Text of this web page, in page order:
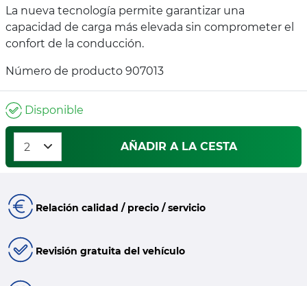
La nueva tecnología permite garantizar una
capacidad de carga más elevada sin comprometer el
confort de la conducción.
Número de producto 907013
Disponible
AÑADIR A LA CESTA
Relación calidad / precio / servicio
Revisión gratuita del vehículo